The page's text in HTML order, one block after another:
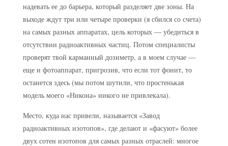
надевать ее до барьера, который разделяет две зоны. На
выходе ждут три или четыре проверки (я сбился со счета)
на самых разных аппаратах, цель которых — убедиться в
отсутствии радиоактивных частиц. Потом специалисты
проверят твой карманный дозиметр, а в моем случае —
еще и фотоаппарат, пригрозив, что если тот фонит, то
останется здесь (мы потом шутили, что простенькая
модель моего «Никона» никого не привлекала).
Место, куда нас привели, называется «Завод
радиоактивных изотопов», где делают и «фасуют» более
двух сотен изотопов для самых разных отраслей: многое